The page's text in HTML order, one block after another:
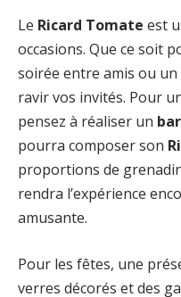
Le Ricard Tomate est
occasions. Que ce soit
soirée entre amis ou
ravir vos invités. Pour
pensez à réaliser un
pourra composer son
proportions de
rendra l’expérience
amusante.
Pour les fêtes, une
verres décorés et des